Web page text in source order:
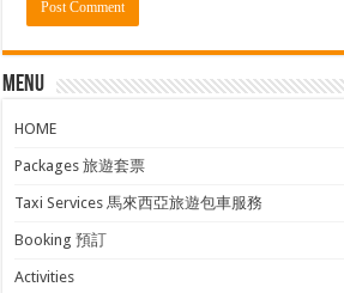
Menu
HOME
Packages 旅遊套票
Taxi Services 馬來西亞旅遊包車服務
Booking 預訂
Activities